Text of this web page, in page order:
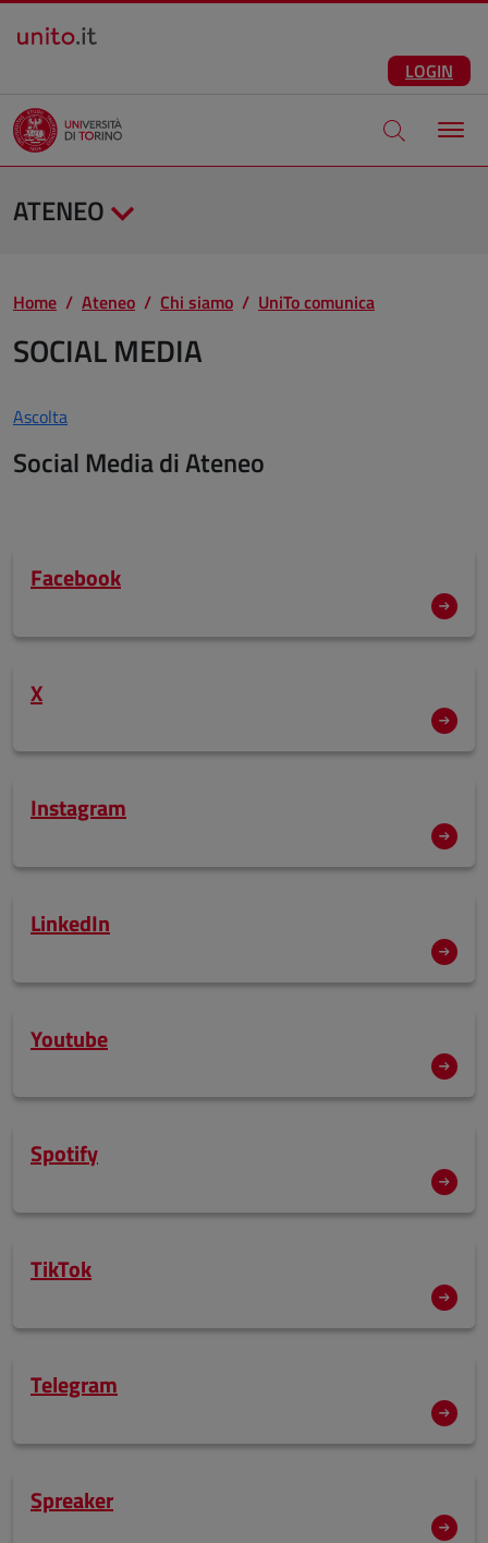
Salta al contenuto principale
LOGIN
Apri modale
ATENEO
Home Ateneo Chi siamo UniTo comunica
SOCIAL MEDIA
Ascolta
Social Media di Ateneo
Facebook
X
Instagram
LinkedIn
Youtube
Spotify
TikTok
Telegram
Spreaker